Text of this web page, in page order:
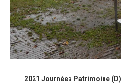
2021 Journées Patrimoine (D)